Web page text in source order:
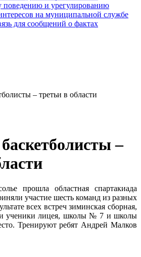
–
прошла областная спартакиада
участие шесть команд из разных
всех встреч зиминская сборная,
ученики лицея, школы № 7 и школы
Тренируют ребят Андрей Малков
поведению и урегулированию
на муниципальной службе
для сообщений о фактах
– третьи в области